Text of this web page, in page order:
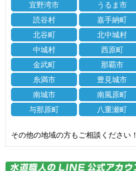
宜野湾市
うるま市
読谷村
嘉手納町
北谷町
北中城村
中城村
西原町
金武町
那覇市
糸満市
豊見城市
南城市
南風原町
与那原町
八重瀬町
その他の地域の方もご相談ください！